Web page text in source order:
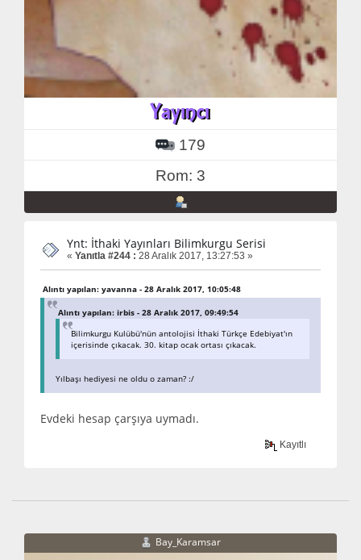
179
Rom: 3
Ynt: İthaki Yayınları Bilimkurgu Serisi
« Yanıtla #244 : 28 Aralık 2017, 13:27:53 »
Alıntı yapılan: yavanna - 28 Aralık 2017, 10:05:48
Alıntı yapılan: irbis - 28 Aralık 2017, 09:49:54
Bilimkurgu Kulübü'nün antolojisi İthaki Türkçe Edebiyat'ın
içerisinde çıkacak. 30. kitap ocak ortası çıkacak.
Yılbaşı hediyesi ne oldu o zaman? :/
Evdeki hesap çarşıya uymadı.
Kayıtlı
Bay_Karamsar